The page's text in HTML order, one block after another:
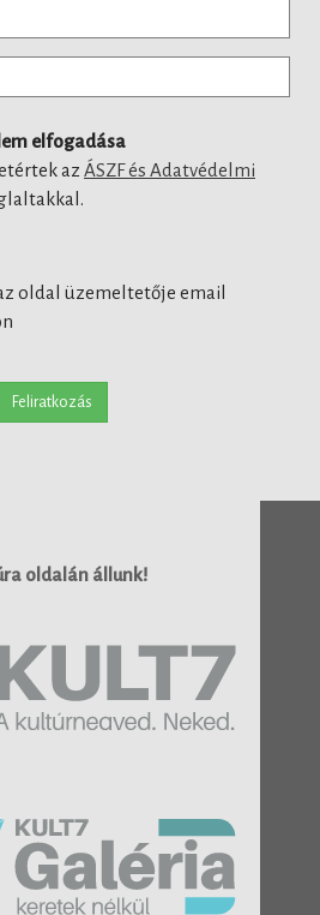
elfogadása
az ÁSZF és Adatvédelmi
oldal üzemeltetője email
Feliratkozás
oldalán állunk!